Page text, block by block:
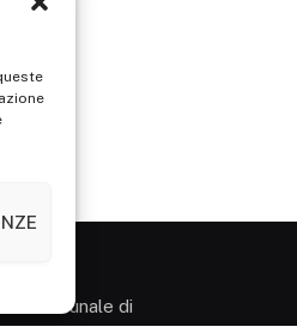
il Tribunale di